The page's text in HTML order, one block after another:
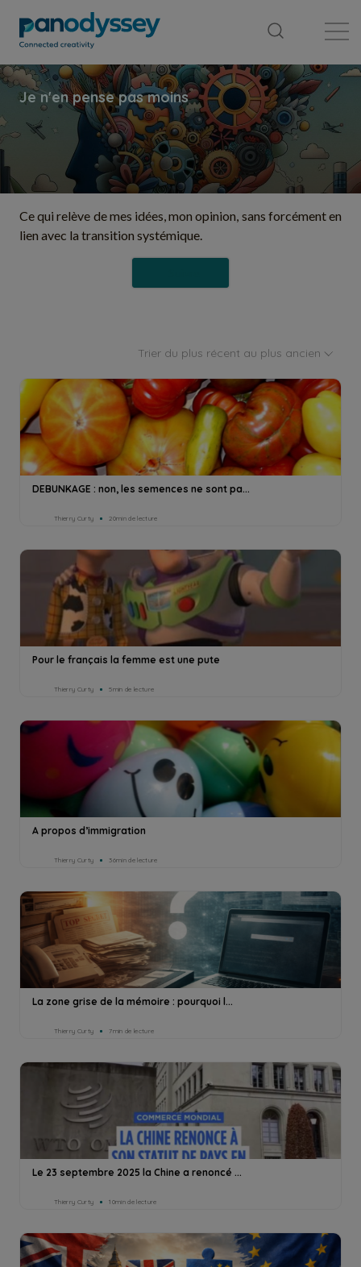
Ce qui relève de mes idées, mon opinion, sans forcément en
lien avec la transition systémique.
Trier du plus récent au plus ancien
DEBUNKAGE : non, les semences ne sont pa...
Thierry Curty 20min de lecture
Pour le français la femme est une pute
Thierry Curty 5min de lecture
A propos d’immigration
Thierry Curty 36min de lecture
La zone grise de la mémoire : pourquoi l...
Thierry Curty 7min de lecture
Le 23 septembre 2025 la Chine a renoncé ...
Thierry Curty 10min de lecture